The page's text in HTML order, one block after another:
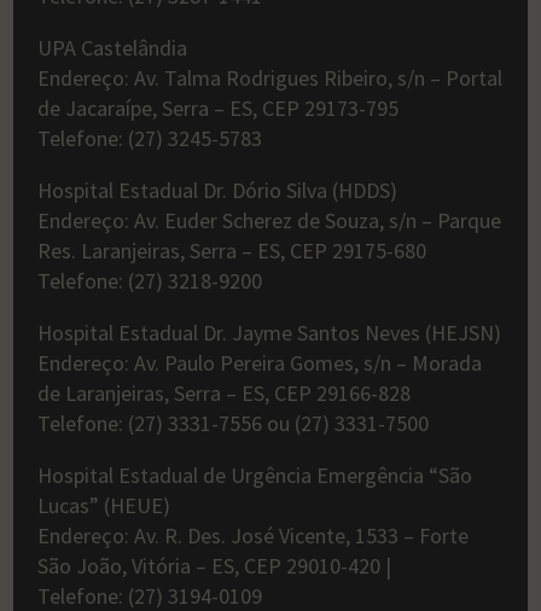
UPA Castelândia
Endereço: Av. Talma Rodrigues Ribeiro, s/n – Portal
de Jacaraípe, Serra – ES, CEP 29173-795
Telefone: (27) 3245-5783
Hospital Estadual Dr. Dório Silva (HDDS)
Endereço: Av. Euder Scherez de Souza, s/n – Parque
Res. Laranjeiras, Serra – ES, CEP 29175-680
Telefone: (27) 3218-9200
Hospital Estadual Dr. Jayme Santos Neves (HEJSN)
Endereço: Av. Paulo Pereira Gomes, s/n – Morada
de Laranjeiras, Serra – ES, CEP 29166-828
Telefone: (27) 3331-7556 ou (27) 3331-7500
Hospital Estadual de Urgência Emergência “São
Lucas” (HEUE)
Endereço: Av. R. Des. José Vicente, 1533 – Forte
São João, Vitória – ES, CEP 29010-420 |
Telefone: (27) 3194-0109